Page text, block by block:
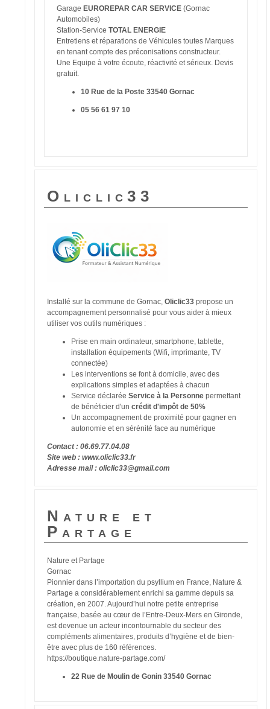
Garage EUROREPAR CAR SERVICE (Gornac
Automobiles)
Station-Service TOTAL ENERGIE
Entretiens et réparations de Véhicules toutes Marques
en tenant compte des préconisations constructeur.
Une Equipe à votre écoute, réactivité et sérieux. Devis
gratuit.
10 Rue de la Poste 33540 Gornac
05 56 61 97 10
Oliclic33
Installé sur la commune de Gornac, Oliclic33 propose un
accompagnement personnalisé pour vous aider à mieux
utiliser vos outils numériques :
Prise en main ordinateur, smartphone, tablette,
installation équipements (Wifi, imprimante, TV
connectée)
Les interventions se font à domicile, avec des
explications simples et adaptées à chacun
Service déclarée Service à la Personne permettant
de bénéficier d'un crédit d'impôt de 50%
Un accompagnement de proximité pour gagner en
autonomie et en sérénité face au numérique
Contact : 06.69.77.04.08
Site web : www.oliclic33.fr
Adresse mail : oliclic33@gmail.com
Nature et
Partage
Nature et Partage
Gornac
Pionnier dans l’importation du psyllium en France, Nature &
Partage a considérablement enrichi sa gamme depuis sa
création, en 2007. Aujourd’hui notre petite entreprise
française, basée au cœur de l’Entre-Deux-Mers en Gironde,
est devenue un acteur incontournable du secteur des
compléments alimentaires, produits d’hygiène et de bien-
être avec plus de 160 références.
https://boutique.nature-partage.com/
22 Rue de Moulin de Gonin 33540 Gornac